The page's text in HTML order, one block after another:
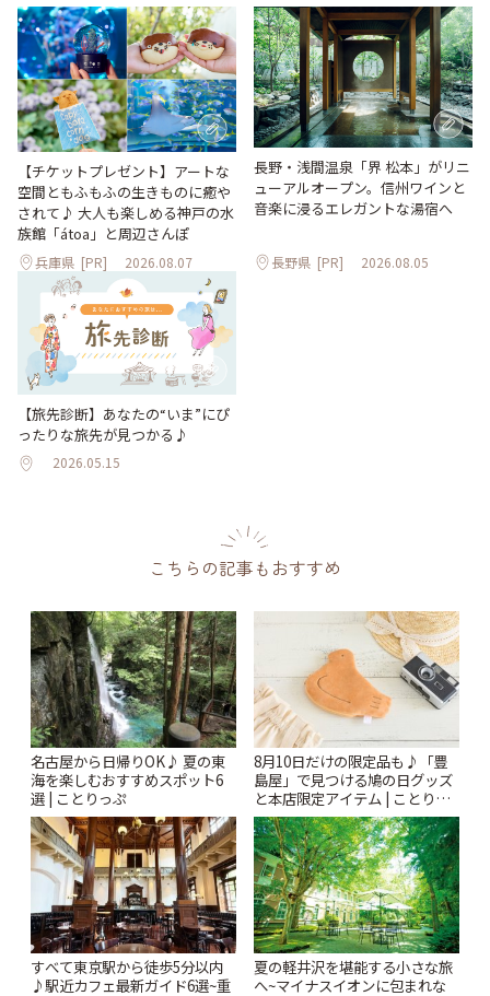
【チケットプレゼント】アートな
空間ともふもふの生きものに癒や
されて♪ 大人も楽しめる神戸の水
族館「átoa」と周辺さんぽ
兵庫県 [PR] 2026.08.07
長野・浅間温泉「界 松本」がリニ
ューアルオープン。信州ワインと
音楽に浸るエレガントな湯宿へ
長野県 [PR] 2026.08.05
【旅先診断】あなたの“いま”にぴ
ったりな旅先が見つかる♪
2026.05.15
こちらの記事もおすすめ
名古屋から日帰りOK♪ 夏の東
海を楽しむおすすめスポット6
選 | ことりっぷ
8月10日だけの限定品も♪「豊
島屋」で見つける鳩の日グッズ
と本店限定アイテム | ことりっ
ぷ
すべて東京駅から徒歩5分以内
♪駅近カフェ最新ガイド6選~重
夏の軽井沢を堪能する小さな旅
へ~マイナスイオンに包まれな